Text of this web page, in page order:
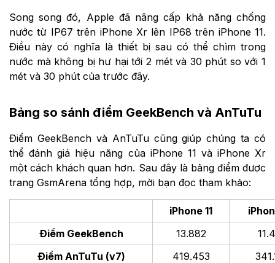
Song song đó, Apple đã nâng cấp khả năng chống
nước từ IP67 trên iPhone Xr lên IP68 trên iPhone 11.
Điều này có nghĩa là thiết bị sau có thể chìm trong
nước mà không bị hư hại tới 2 mét và 30 phút so với 1
mét và 30 phút của trước đây.
Bảng so sánh điểm GeekBench và AnTuTu
Điểm GeekBench và AnTuTu cũng giúp chúng ta có
thể đánh giá hiệu năng của iPhone 11 và iPhone Xr
một cách khách quan hơn. Sau đây là bảng điểm được
trang GsmArena tổng hợp, mời bạn đọc tham khảo:
iPhone 11
Điểm GeekBench
13.882
Điểm AnTuTu (v7)
419.453